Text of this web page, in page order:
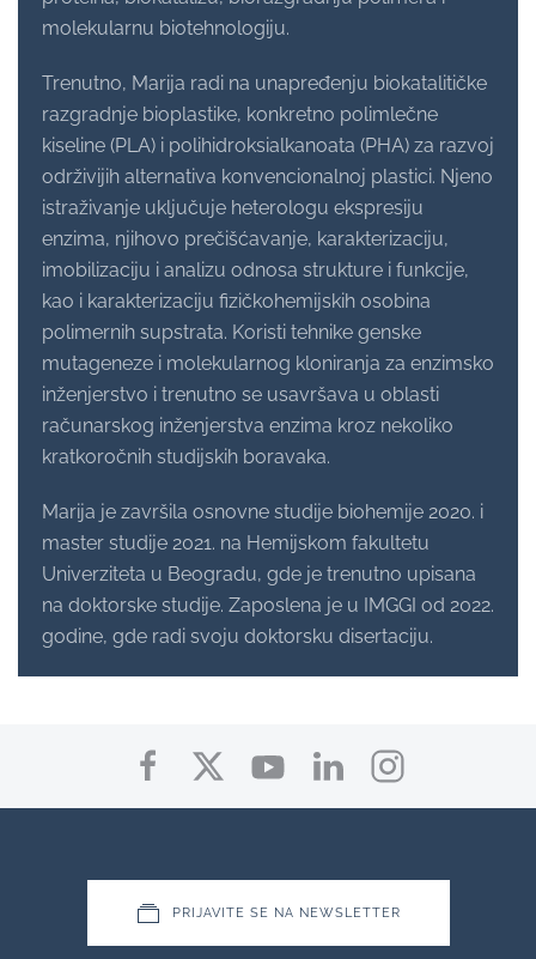
molekularnu biotehnologiju.
Trenutno, Marija radi na unapređenju biokatalitičke
razgradnje bioplastike, konkretno polimlečne
kiseline (PLA) i polihidroksialkanoata (PHA) za razvoj
održivijih alternativa konvencionalnoj plastici. Njeno
istraživanje uključuje heterologu ekspresiju
enzima, njihovo prečišćavanje, karakterizaciju,
imobilizaciju i analizu odnosa strukture i funkcije,
kao i karakterizaciju fizičkohemijskih osobina
polimernih supstrata. Koristi tehnike genske
mutageneze i molekularnog kloniranja za enzimsko
inženjerstvo i trenutno se usavršava u oblasti
računarskog inženjerstva enzima kroz nekoliko
kratkoročnih studijskih boravaka.
Marija je završila osnovne studije biohemije 2020. i
master studije 2021. na Hemijskom fakultetu
Univerziteta u Beogradu, gde je trenutno upisana
na doktorske studije. Zaposlena je u IMGGI od 2022.
godine, gde radi svoju doktorsku disertaciju.
PRIJAVITE SE NA NEWSLETTER